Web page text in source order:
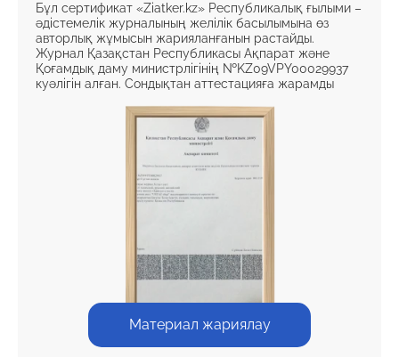
Бұл сертификат «Ziatker.kz» Республикалық ғылыми –
әдістемелік журналының желілік басылымына өз
авторлық жұмысын жарияланғанын растайды.
Журнал Қазақстан Республикасы Ақпарат және
Қоғамдық даму министрлігінің №KZ09VPY00029937
куәлігін алған. Сондықтан аттестацияға жарамды
Материал жариялау